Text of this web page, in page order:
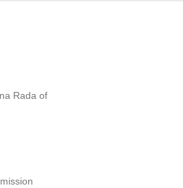
Rada of